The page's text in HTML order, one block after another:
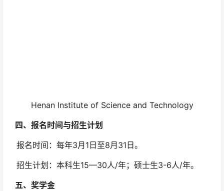
Henan Institute of Science and Technology
四、报名时间与招生计划
报名时间：每年3月1日至8月31日。
招生计划：本科生15—30人/年；硕士生3-6人/年。
五、奖学金